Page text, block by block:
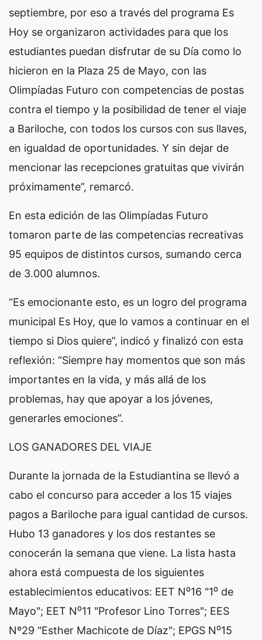
septiembre, por eso a través del programa Es
Hoy se organizaron actividades para que los
estudiantes puedan disfrutar de su Día como lo
hicieron en la Plaza 25 de Mayo, con las
Olimpíadas Futuro con competencias de postas
contra el tiempo y la posibilidad de tener el viaje
a Bariloche, con todos los cursos con sus llaves,
en igualdad de oportunidades. Y sin dejar de
mencionar las recepciones gratuitas que vivirán
próximamente”, remarcó.
En esta edición de las Olimpíadas Futuro
tomaron parte de las competencias recreativas
95 equipos de distintos cursos, sumando cerca
de 3.000 alumnos.
“Es emocionante esto, es un logro del programa
municipal Es Hoy, que lo vamos a continuar en el
tiempo si Dios quiere”, indicó y finalizó con esta
reflexión: “Siempre hay momentos que son más
importantes en la vida, y más allá de los
problemas, hay que apoyar a los jóvenes,
generarles emociones”.
LOS GANADORES DEL VIAJE
Durante la jornada de la Estudiantina se llevó a
cabo el concurso para acceder a los 15 viajes
pagos a Bariloche para igual cantidad de cursos.
Hubo 13 ganadores y los dos restantes se
conocerán la semana que viene. La lista hasta
ahora está compuesta de los siguientes
establecimientos educativos: EET N⁰16 "1⁰ de
Mayo"; EET N⁰11 "Profesor Lino Torres"; EES
Nº29 "Esther Machicote de Díaz"; EPGS N⁰15